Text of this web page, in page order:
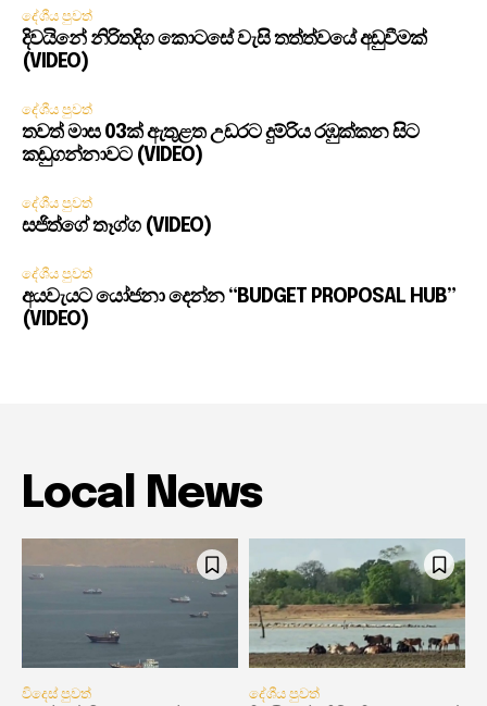
දේශීය පුවත්
දිවයිනේ නිරිතදිග කොටසේ වැසි තත්ත්වයේ අඩුවීමක්
(VIDEO)
දේශීය පුවත්
තවත් මාස 03ක් ඇතුළත උඩරට දුම්රිය රඹුක්කන සිට
කඩුගන්නාවට (VIDEO)
දේශීය පුවත්
සජිත්ගේ තෑග්ග (VIDEO)
දේශීය පුවත්
අයවැයට යෝජනා දෙන්න “BUDGET PROPOSAL HUB”
(VIDEO)
Local News
විදෙස් පුවත් දේශීය පුවත්